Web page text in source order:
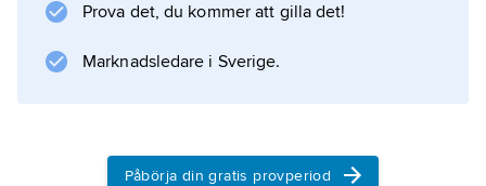
hjärnan. Se
halsartärförträngning
. I några fall kan kirurgiskt ingrepp ersättas av
Prova det, du kommer att gilla det!
Marknadsledare i Sverige.
Påbörja din gratis provperiod